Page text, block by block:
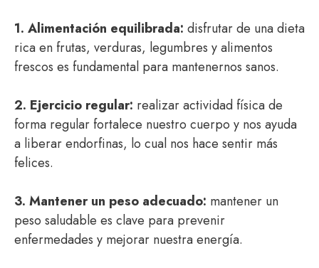
1. Alimentación equilibrada: disfrutar de una dieta
rica en frutas, verduras, legumbres y alimentos
frescos es fundamental para mantenernos sanos.
2. Ejercicio regular: realizar actividad física de
forma regular fortalece nuestro cuerpo y nos ayuda
a liberar endorfinas, lo cual nos hace sentir más
felices.
3. Mantener un peso adecuado: mantener un
peso saludable es clave para prevenir
enfermedades y mejorar nuestra energía.